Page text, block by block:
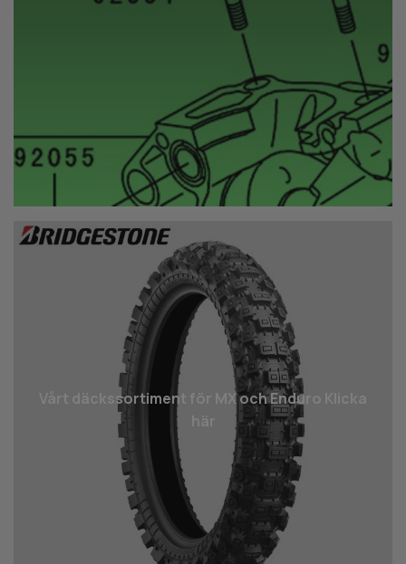
Vårt däcks­sortiment för MX och Enduro Klicka